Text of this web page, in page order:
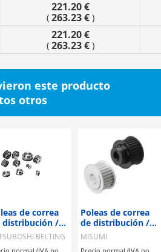
221.20 €
( 263.23 €)
221.20 €
( 263.23 €)
este producto
otros
de correa
distribución /
/ polea con
BELTING
Poleas de correa
de distribución /
T5 / polea con
brida
MISUMI